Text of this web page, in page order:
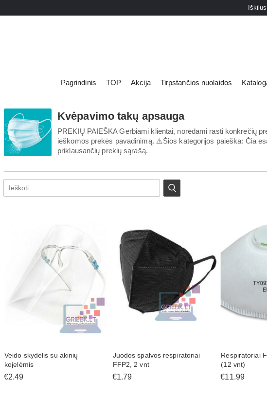
Pagrindinis TOP Akcija Tirpstančios nuolaidos
Apšvietimas
Elektros prekės
Prekės remontui
Namų apyvokos prekės
Kvapų kolekcija
Kitos prekės mokyklai, darželiui
Sporto prekės
Laisvalaikio prekės; maisto prekės
Prekės augintiniams
Prekės automobiliui
Apranga ir saugos prekės
LED lemputės
LED prožektoriai
LED panelės
Šviestuvai
Dekoratyviniai šviestuvai
Žibintuvėliai
Kvėpavimo takų apsauga
PREKIŲ PAIEŠKA Gerbiami klientai, norėdami rasti konkrečių
ieškomos prekės pavadinimą. ⚠️Šios kategorijos paieška: Čia
priklausančių prekių sąrašą.
Veido skydelis su akinių
kojelėmis
€2.49
Juodos spalvos respiratoriai
FFP2, 2 vnt
€1.79
Respiratoriai
(12 vnt)
€11.99